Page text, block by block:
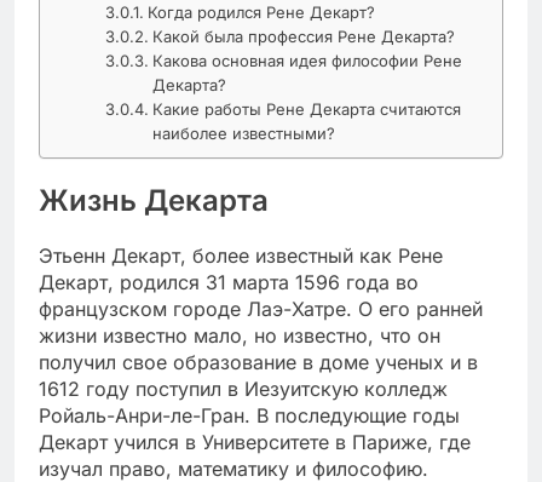
Когда родился Рене Декарт?
Какой была профессия Рене Декарта?
Какова основная идея философии Рене
Декарта?
Какие работы Рене Декарта считаются
наиболее известными?
Жизнь Декарта
Этьенн Декарт, более известный как Рене
Декарт, родился 31 марта 1596 года во
французском городе Лаэ-Хатре. О его ранней
жизни известно мало, но известно, что он
получил свое образование в доме ученых и в
1612 году поступил в Иезуитскую колледж
Ройаль-Анри-ле-Гран. В последующие годы
Декарт учился в Университете в Париже, где
изучал право, математику и философию.